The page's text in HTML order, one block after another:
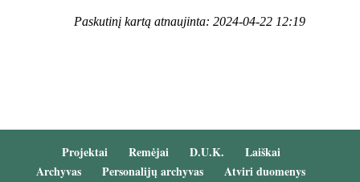
Paskutinį kartą atnaujinta: 2024-04-22 12:19
Projektai Remėjai D.U.K.
Laiškai
Archyvas
Personalijų archyvas Atviri duomenys